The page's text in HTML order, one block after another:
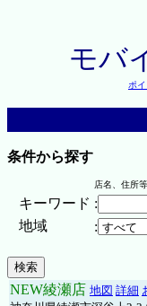
モバ
ポ
条件から探す
店名、住所
キーワード :
地域
:
NEW綾瀬店 地図 詳細